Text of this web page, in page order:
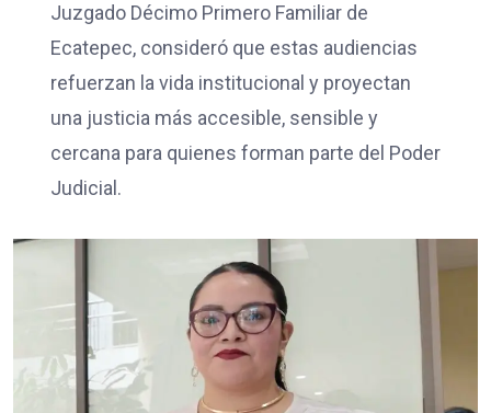
Juzgado Décimo Primero Familiar de
Ecatepec, consideró que estas audiencias
refuerzan la vida institucional y proyectan
una justicia más accesible, sensible y
cercana para quienes forman parte del Poder
Judicial.